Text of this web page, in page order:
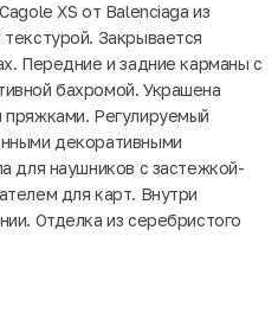
XS от Balenciaga из
Закрывается
Передние и задние карманы с
бахромой. Украшена
пряжками. Регулируемый
декоративными
для наушников с застежкой-
для карт. Внутри
Отделка из серебристого